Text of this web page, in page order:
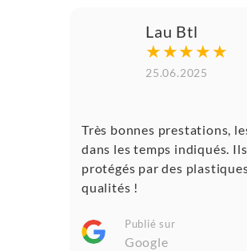
Lau Btl
★★★★★
25.06.2025
Très bonnes prestations,
dans les temps indiqués.
protégés par des
qualités !
Publié sur
Google